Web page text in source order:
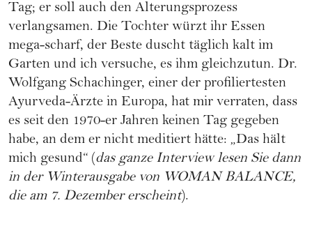
Tag; er soll auch den Alterungsprozess
verlangsamen. Die Tochter würzt ihr Essen
mega-scharf, der Beste duscht täglich kalt im
Garten und ich versuche, es ihm gleichzutun. Dr.
Wolfgang Schachinger, einer der profiliertesten
Ayurveda-Ärzte in Europa, hat mir verraten, dass
es seit den 1970-er Jahren keinen Tag gegeben
habe, an dem er nicht meditiert hätte: „Das hält
mich gesund“ (das ganze Interview lesen Sie dann
in der Winterausgabe von WOMAN BALANCE,
die am 7. Dezember erscheint).